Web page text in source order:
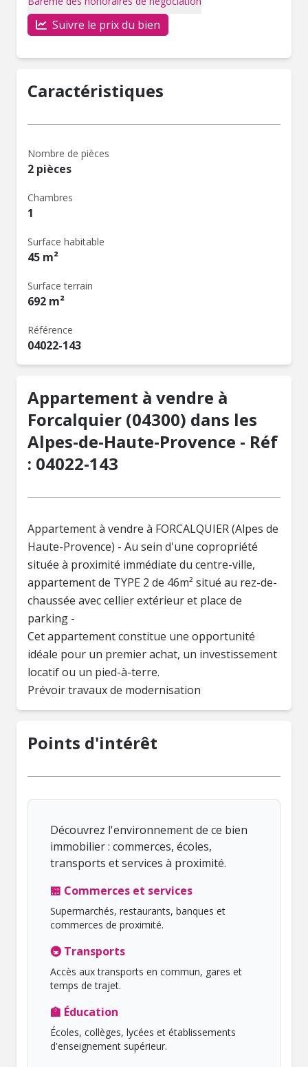
Suivre le prix du bien
Caractéristiques
Nombre de pièces
2 pièces
Chambres
1
Surface habitable
45 m²
Surface terrain
692 m²
Référence
04022-143
Appartement à vendre à
Forcalquier (04300) dans les
Alpes-de-Haute-Provence - Réf
: 04022-143
Appartement à vendre à FORCALQUIER (Alpes de
Haute-Provence) - Au sein d'une copropriété
située à proximité immédiate du centre-ville,
appartement de TYPE 2 de 46m² situé au rez-de-
chaussée avec cellier extérieur et place de
parking -
Cet appartement constitue une opportunité
idéale pour un premier achat, un investissement
locatif ou un pied-à-terre.
Prévoir travaux de modernisation
Points d'intérêt
Découvrez l'environnement de ce bien
immobilier : commerces, écoles,
transports et services à proximité.
🏪 Commerces et services
Supermarchés, restaurants, banques et
commerces de proximité.
🚇 Transports
Accès aux transports en commun, gares et
temps de trajet.
🏫 Éducation
Écoles, collèges, lycées et établissements
d'enseignement supérieur.